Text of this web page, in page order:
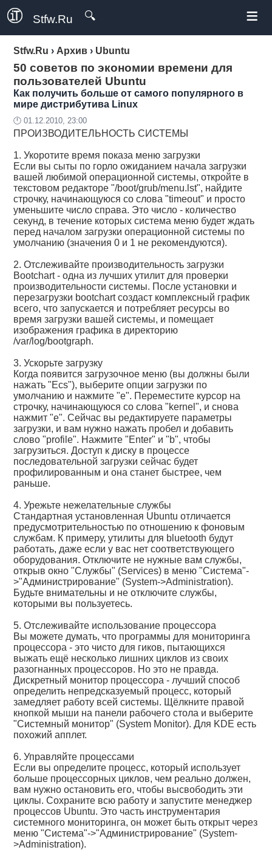
Stfw.Ru 🔍 ≡
Stfw.Ru › Архив › Ubuntu
50 советов по экономии времени для
пользователей Ubuntu
Как получить больше от самого популярного в
мире дистрибутива Linux
🕛 01.12.2010, 23:00
ПРОИЗВОДИТЕЛЬНОСТЬ СИСТЕМЫ
1. Укоротите время показа меню загрузки
Если вы сыты по горло ожиданием начала загрузки
вашей любимой операционной системы, откройте в
текстовом редакторе "/boot/grub/menu.lst", найдите
строчку, начинающуюся со слова "timeout" и просто
уменьшите число справа. Это число - количество
секунд, в течение которых система меню будет ждать
перед началом загрузки операционной системы по
умолчанию (значения 0 и 1 не рекомендуются).
2. Отслеживайте производительность загрузки
Bootchart - одна из лучших утилит для проверки
производительности системы. После установки и
перезагрузки bootchart создаст комплексный график
всего, что запускается и потребляет ресурсы во
время загрузки вашей системы, и помещает
изображения графика в директорию
/var/log/bootgraph.
3. Ускорьте загрузку
Когда появится загрузочное меню (вы должны были
нажать "Ecs"), выберите опции загрузки по
умолчанию и нажмите "e". Переместите курсор на
строчку, начинающуюся со слова "kernel", и снова
нажмит "e". Сейчас вы редактируете параметры
загрузки, и вам нужно нажать пробел и добавить
слово "profile". Нажмите "Enter" и "b", чтобы
загрузиться. Доступ к диску в процессе
последовательной загрузки сейчас будет
профилированным и она станет быстрее, чем
раньше.
4. Урежьте нежелательные службы
Стандартная установленная Ubuntu отличается
предусмотрительностью по отношению к фоновым
службам. К примеру, утилиты для bluetooth будут
работать, даже если у вас нет соответствующего
оборудования. Отключите не нужные вам службы,
открыв окно "Службы" (Services) в меню "Система"-
>"Администрирование" (System->Administration).
Будьте внимательны и не отключите службы,
которыми вы пользуетесь.
5. Отслеживайте использование процессора
Вы можете думать, что программы для мониторинга
процессора - это чисто для гиков, пытающихся
выжать ещё несколько лишних циклов из своих
разогнанных процессоров. Но это не правда.
Дискретный монитор процессора - лучший способ
определить непредсказуемый процесс, который
замедляет работу всей системы. Щёлкните правой
кнопкой мыши на панели рабочего стола и выберите
"Системный монитор" (System Monitor). Для KDE есть
похожий апплет.
6. Управляйте процессами
Если вы определите процесс, который использует
больше процессорных циклов, чем реально должен,
вам нужно остановить его, чтобы высвободить эти
циклы. Сохраните всю работу и запустите менеджер
процессов Ubuntu. Это часть инструментария
системного мониторинга, он может быть открыт через
меню "Система"->"Администрирование" (System-
>Administration).